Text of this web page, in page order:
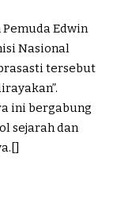
Edwin
Nasional
tersebut
ini bergabung
sejarah dan